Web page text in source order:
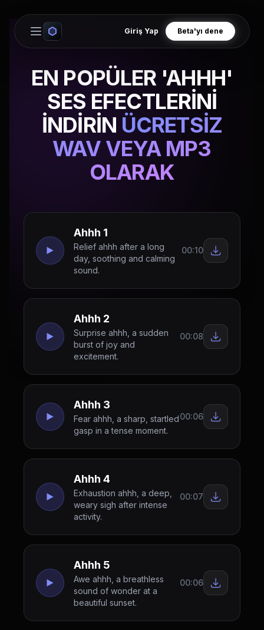
Open main menu
Giriş Yap Beta'yı dene
EN POPÜLER 'AHHH'
SES EFECTLERİNİ
İNDİRİN ÜCRETSİZ
WAV VEYA MP3
OLARAK
Ahhh 1
Relief ahhh after a long
day, soothing and calming
sound.
00:10
Ahhh 2
Surprise ahhh, a sudden
burst of joy and
excitement.
00:08
Ahhh 3
Fear ahhh, a sharp, startled
gasp in a tense moment.
00:06
Ahhh 4
Exhaustion ahhh, a deep,
weary sigh after intense
activity.
00:07
Ahhh 5
Awe ahhh, a breathless
sound of wonder at a
beautiful sunset.
00:06